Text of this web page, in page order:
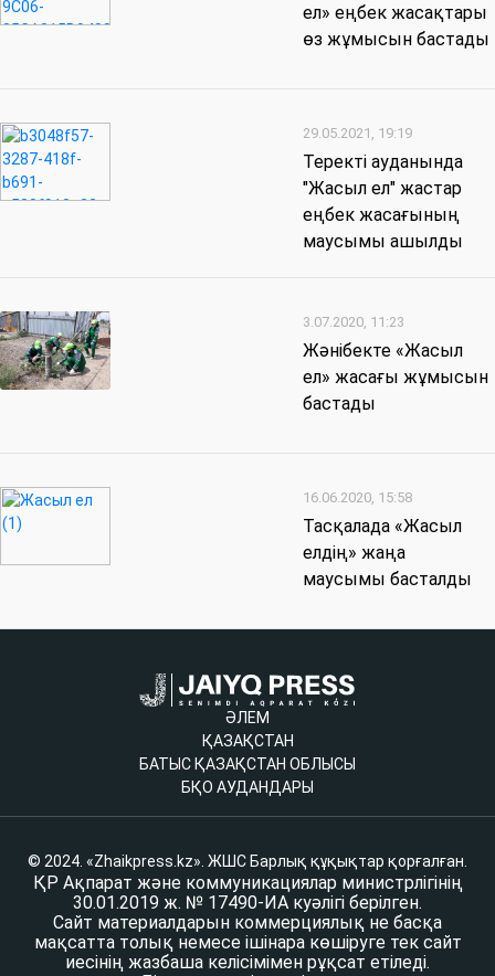
ел» еңбек жасақтары
өз жұмысын бастады
29.05.2021, 19:19
Теректі ауданында
"Жасыл ел" жастар
еңбек жасағының
маусымы ашылды
3.07.2020, 11:23
Жәнібекте «Жасыл
ел» жасағы жұмысын
бастады
16.06.2020, 15:58
Тасқалада «Жасыл
елдің» жаңа
маусымы басталды
ӘЛЕМ
ҚАЗАҚСТАН
БАТЫС ҚАЗАҚСТАН ОБЛЫСЫ
БҚО АУДАНДАРЫ
© 2024. «Zhaikpress.kz». ЖШС Барлық құқықтар қорғалған.
ҚР Ақпарат және коммуникациялар министрлігінің
30.01.2019 ж. № 17490-ИА куәлігі берілген.
Сайт материалдарын коммерциялық не басқа
мақсатта толық немесе ішінара көшіруге тек сайт
иесінің жазбаша келісімімен рұқсат етіледі.